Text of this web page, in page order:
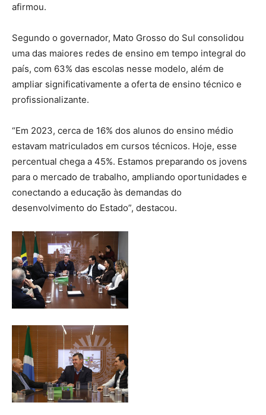
afirmou.
Segundo o governador, Mato Grosso do Sul consolidou
uma das maiores redes de ensino em tempo integral do
país, com 63% das escolas nesse modelo, além de
ampliar significativamente a oferta de ensino técnico e
profissionalizante.
“Em 2023, cerca de 16% dos alunos do ensino médio
estavam matriculados em cursos técnicos. Hoje, esse
percentual chega a 45%. Estamos preparando os jovens
para o mercado de trabalho, ampliando oportunidades e
conectando a educação às demandas do
desenvolvimento do Estado”, destacou.